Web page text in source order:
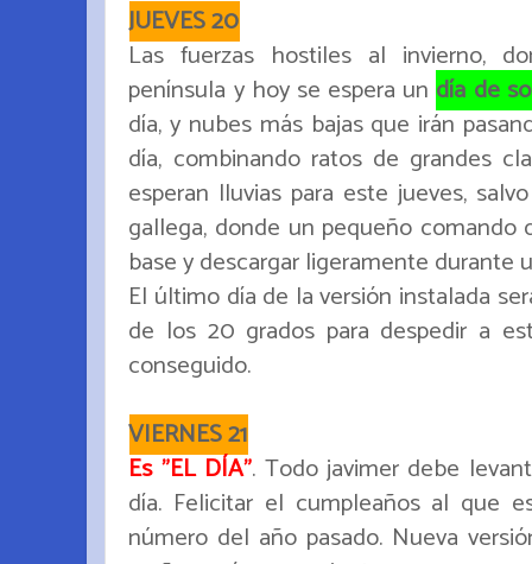
JUEVES 20
Las fuerzas hostiles al invierno,
península y hoy se espera un día de
día, y nubes más bajas que irán
día, combinando ratos de grandes
esperan lluvias para este jueves,
gallega, donde un pequeño
base y descargar ligeramente durante
El último día de la versión instalada
de los 20 grados para despedir a
conseguido.
VIERNES 21
Es "EL DÍA". Todo javimer debe
día. Felicitar el cumpleaños al que
número del año pasado. Nueva